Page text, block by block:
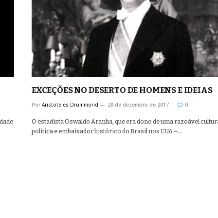
EXCEÇÕES NO DESERTO DE HOMENS E IDEIAS
Por Aristoteles Drummond 28 de dezembro de 2017 0
O estadista Oswaldo Aranha, que era dono de uma razoável
política e embaixador histórico do Brasil nos EUA –…